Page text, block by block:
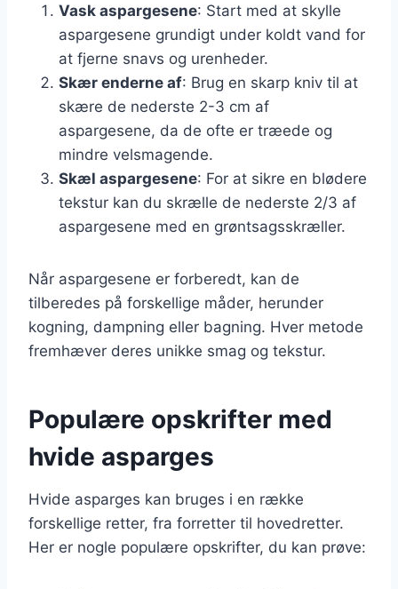
Vask aspargesene: Start med at skylle
aspargesene grundigt under koldt vand for
at fjerne snavs og urenheder.
Skær enderne af: Brug en skarp kniv til at
skære de nederste 2-3 cm af
aspargesene, da de ofte er træede og
mindre velsmagende.
Skæl aspargesene: For at sikre en blødere
tekstur kan du skrælle de nederste 2/3 af
aspargesene med en grøntsagsskræller.
Når aspargesene er forberedt, kan de
tilberedes på forskellige måder, herunder
kogning, dampning eller bagning. Hver metode
fremhæver deres unikke smag og tekstur.
Populære opskrifter med
hvide asparges
Hvide asparges kan bruges i en række
forskellige retter, fra forretter til hovedretter.
Her er nogle populære opskrifter, du kan prøve: